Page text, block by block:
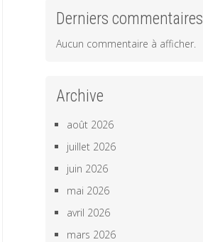
Derniers commentaires
Aucun commentaire à afficher.
Archive
août 2026
juillet 2026
juin 2026
mai 2026
avril 2026
mars 2026